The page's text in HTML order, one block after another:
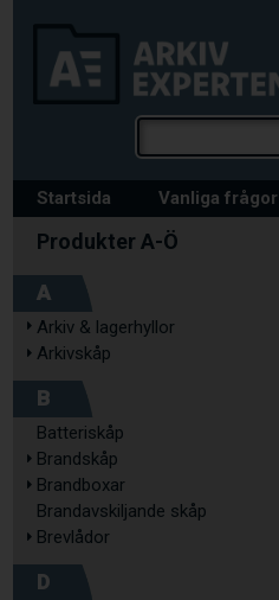
Startsida Vanliga frågor
A
Arkiv & lagerhyllor
Arkivskåp
B
Batteriskåp
Brandskåp
Brandboxar
Brandavskiljande skåp
Brevlådor
D